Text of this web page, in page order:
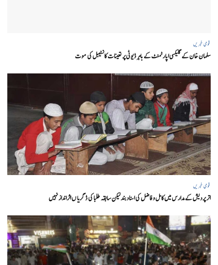
قومی خبریں
سلمان خان کے گلیکسی اپارٹمنٹ کے باہر ڈیوٹی پر تعینات کانسٹیبل کی موت
قومی خبریں
اتر پردیش کےمدارس میں کامل و فاضل کی اسناد بند لیکن سابقہ طلبا کی ڈگریا ں اثرانداز نہیں